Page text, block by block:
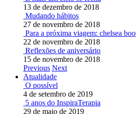
13 de dezembro de 2018
Mudando hábitos
27 de novembro de 2018
Para a próxima viagem: chelsea
22 de novembro de 2018
Reflexões de aniversário
15 de novembro de 2018
Previous Next
Atualidade
O possível
4 de setembro de 2019
5 anos do InspiraTerapia
29 de maio de 2019